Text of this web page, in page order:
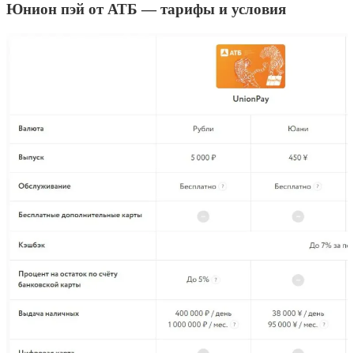
Юнион пэй от АТБ — тарифы и условия